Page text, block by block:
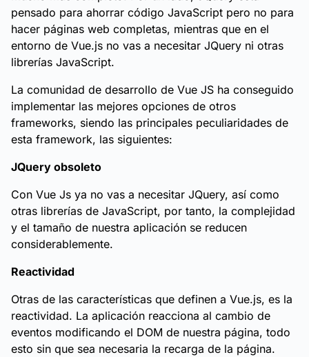
pensado para ahorrar código JavaScript pero no para
hacer páginas web completas, mientras que en el
entorno de Vue.js no vas a necesitar JQuery ni otras
librerías JavaScript.
La comunidad de desarrollo de Vue JS ha conseguido
implementar las mejores opciones de otros
frameworks, siendo las principales peculiaridades de
esta framework, las siguientes:
JQuery obsoleto
Con Vue Js ya no vas a necesitar JQuery, así como
otras librerías de JavaScript, por tanto, la complejidad
y el tamaño de nuestra aplicación se reducen
considerablemente.
Reactividad
Otras de las características que definen a Vue.js, es la
reactividad. La aplicación reacciona al cambio de
eventos modificando el DOM de nuestra página, todo
esto sin que sea necesaria la recarga de la página.